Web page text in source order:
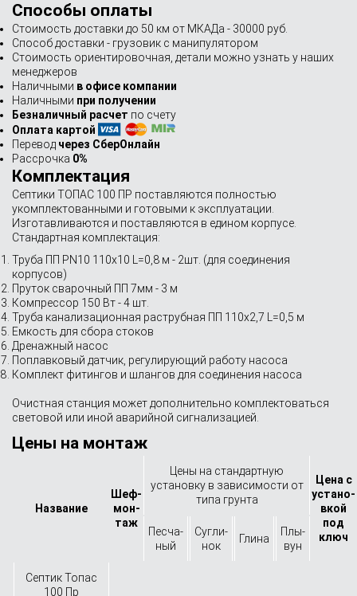
Способы оплаты
Стоимость доставки до 50 км от МКАДа - 30000 руб.
Способ доставки - грузовик с манипулятором
Стоимость ориентировочная, детали можно узнать у наших
менеджеров
Наличными в офисе компании
Наличными при получении
Безналичный расчет по счету
Оплата картой
Перевод через СберОнлайн
Рассрочка 0%
Комплектация
Септики ТОПАС 100 ПР поставляются полностью
укомплектованными и готовыми к эксплуатации.
Изготавливаются и поставляются в едином корпусе.
Стандартная комплектация:
Труба ПП PN10 110x10 L=0,8 м - 2шт. (для соединения
корпусов)
Пруток сварочный ПП 7мм - 3 м
Компрессор 150 Вт - 4 шт.
Труба канализационная раструбная ПП 110х2,7 L=0,5 м
Емкость для сбора стоков
Дренажный насос
Поплавковый датчик, регулирующий работу насоса
Комплект фитингов и шлангов для соединения насоса
Очистная станция может дополнительно комплектоваться
световой или иной аварийной сигнализацией.
Цены на монтаж
Назва­ние
Шеф-
мон­
таж
Цены на стандартную
установку в зависимости от
типа грунта
Цена с
устано­
вкой
под
ключ
Песча­
ный
Сугли­
нок
Глина
Плы­
вун
Септик Топас
100 Пр